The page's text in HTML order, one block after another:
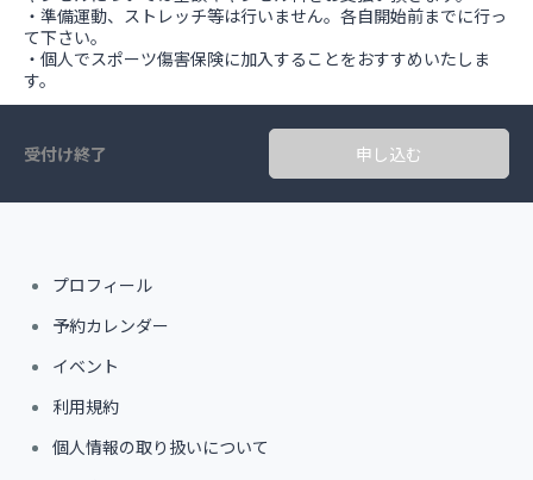
・準備運動、ストレッチ等は行いません。各自開始前までに行っ
て下さい。
・個人でスポーツ傷害保険に加入することをおすすめいたしま
す。
受付け終了 申し込む
プロフィール
予約カレンダー
イベント
利用規約
個人情報の取り扱いについて